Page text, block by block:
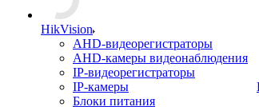
HikVision
AHD-видеорегистраторы
AHD-камеры видеонаблюдения
IP-видеорегистраторы
IP-камеры
Блоки питания